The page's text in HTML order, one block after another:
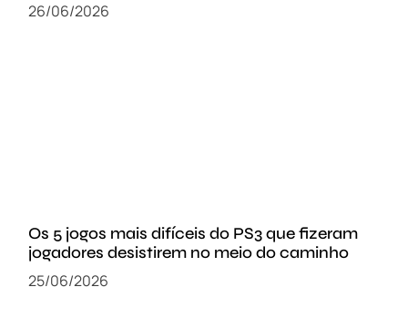
26/06/2026
Os 5 jogos mais difíceis do PS3 que fizeram
jogadores desistirem no meio do caminho
25/06/2026